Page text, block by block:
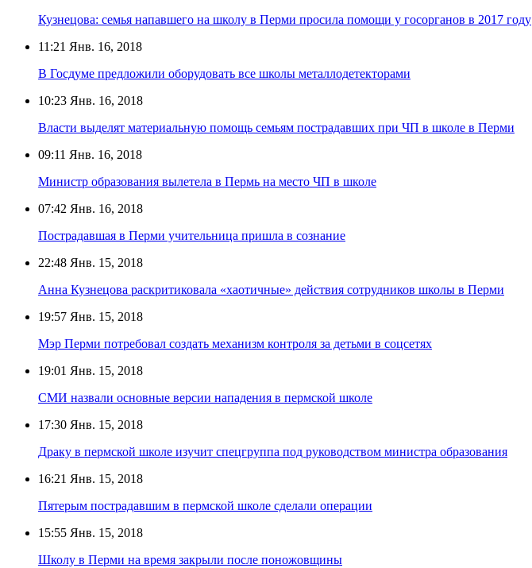
Кузнецова: семья напавшего на школу в Перми просила помощи у госорганов в 2017 году
11:21 Янв. 16, 2018
В Госдуме предложили оборудовать все школы металлодетекторами
10:23 Янв. 16, 2018
Власти выделят материальную помощь семьям пострадавших при ЧП в школе в Перми
09:11 Янв. 16, 2018
Министр образования вылетела в Пермь на место ЧП в школе
07:42 Янв. 16, 2018
Пострадавшая в Перми учительница пришла в сознание
22:48 Янв. 15, 2018
Анна Кузнецова раскритиковала «хаотичные» действия сотрудников школы в Перми
19:57 Янв. 15, 2018
Мэр Перми потребовал создать механизм контроля за детьми в соцсетях
19:01 Янв. 15, 2018
СМИ назвали основные версии нападения в пермской школе
17:30 Янв. 15, 2018
Драку в пермской школе изучит спецгруппа под руководством министра образования
16:21 Янв. 15, 2018
Пятерым пострадавшим в пермской школе сделали операции
15:55 Янв. 15, 2018
Школу в Перми на время закрыли после поножовщины